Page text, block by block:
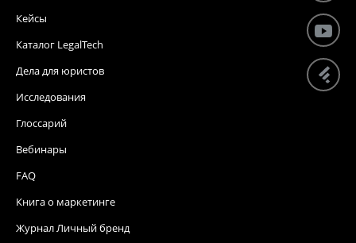
Кейсы
Каталог LegalTech
Дела для юристов
Исследования
Глоссарий
Вебинары
FAQ
Книга о маркетинге
Журнал Личный бренд